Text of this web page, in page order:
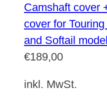
Camshaft cover
cover for
and Softail
€189,00
inkl. MwSt.